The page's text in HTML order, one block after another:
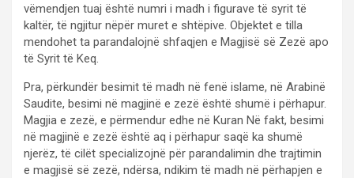
vëmendjen tuaj është numri i madh i figurave të syrit të
kaltër, të ngjitur nëpër muret e shtëpive. Objektet e tilla
mendohet ta parandalojnë shfaqjen e Magjisë së Zezë apo
të Syrit të Keq.
Pra, përkundër besimit të madh në fenë islame, në Arabinë
Saudite, besimi në magjinë e zezë është shumë i përhapur.
Magjia e zezë, e përmendur edhe në Kuran Në fakt, besimi
në magjinë e zezë është aq i përhapur saqë ka shumë
njerëz, të cilët specializojnë për parandalimin dhe trajtimin
e magjisë së zezë, ndërsa, ndikim të madh në përhapjen e